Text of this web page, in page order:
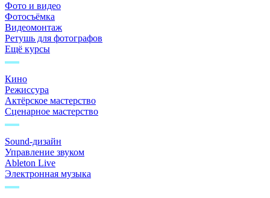
Фото и видео
Фотосъёмка
Видеомонтаж
Ретушь для фотографов
Ещё курсы
Кино
Режиссура
Актёрское мастерство
Сценарное мастерство
Sound-дизайн
Управление звуком
Ableton Live
Электронная музыка